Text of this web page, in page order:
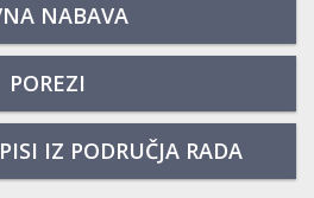
NABAVA
POREZI
IZ PODRUČJA RADA